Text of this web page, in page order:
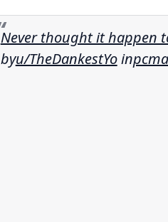
Never thought it happen
byu/TheDankestYoin